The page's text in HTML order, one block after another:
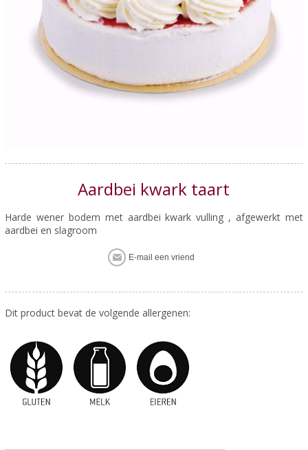
Aardbei kwark taart
Harde wener bodem met aardbei kwark vulling , afgewerkt met
aardbei en slagroom
Dit product bevat de volgende allergenen: